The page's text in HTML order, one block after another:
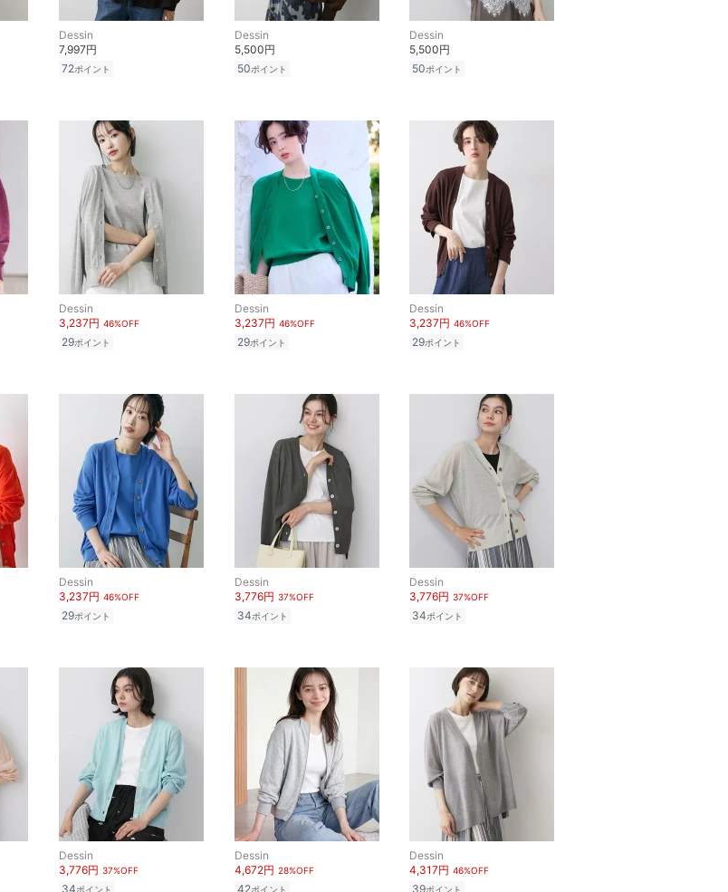
Dessin
7,997円
72ポイント
Dessin
5,500円
50ポイント
Dessin
5,500円
50ポイント
Dessin
3,237円 46%OFF
29ポイント
Dessin
3,237円 46%OFF
29ポイント
Dessin
3,237円 46%OFF
29ポイント
Dessin
3,237円 46%OFF
29ポイント
Dessin
3,776円 37%OFF
34ポイント
Dessin
3,776円 37%OFF
34ポイント
Dessin
3,776円 37%OFF
34ポイント
Dessin
4,672円 28%OFF
42ポイント
Dessin
4,317円 46%OFF
39ポイント